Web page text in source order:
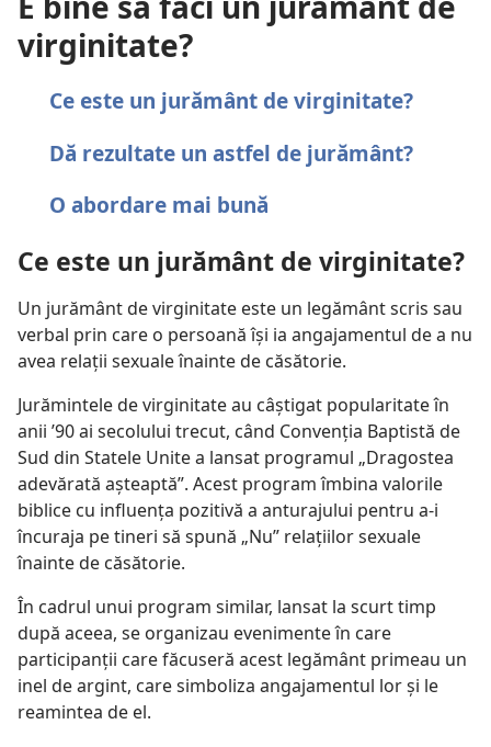
virginitate?
Ce este un jurământ de virginitate?
Dă rezultate un astfel de jurământ?
O abordare mai bună
Ce este un jurământ de virginitate?
Un jurământ de virginitate este un legământ scris sau
verbal prin care o persoană își ia angajamentul de a nu
avea relații sexuale înainte de căsătorie.
Jurămintele de virginitate au câștigat popularitate în
anii ’90 ai secolului trecut, când Convenția Baptistă de
Sud din Statele Unite a lansat programul „Dragostea
adevărată așteaptă”. Acest program îmbina valorile
biblice cu influența pozitivă a anturajului pentru a-i
încuraja pe tineri să spună „Nu” relațiilor sexuale
înainte de căsătorie.
În cadrul unui program similar, lansat la scurt timp
după aceea, se organizau evenimente în care
participanții care făcuseră acest legământ primeau un
inel de argint, care simboliza angajamentul lor și le
reamintea de el.